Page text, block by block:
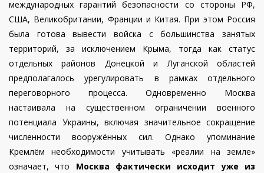
международных гарантий безопасности со стороны РФ,
США, Великобритании, Франции и Китая. При этом Россия
была готова вывести войска с большинства занятых
территорий, за исключением Крыма, тогда как статус
отдельных районов Донецкой и Луганской областей
предполагалось урегулировать в рамках отдельного
переговорного процесса. Одновременно Москва
настаивала на существенном ограничении военного
потенциала Украины, включая значительное сокращение
численности вооружённых сил. Однако упоминание
Кремлём необходимости учитывать «реалии на земле»
означает, что Москва фактически исходит уже из